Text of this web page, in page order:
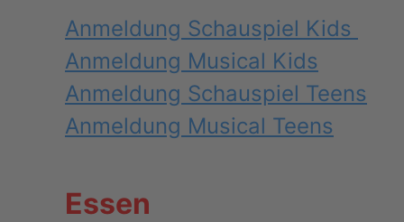
Anmeldung Schauspiel Kids
Anmeldung Musical Kids
Anmeldung Schauspiel Teens
Anmeldung Musical Teens
Essen